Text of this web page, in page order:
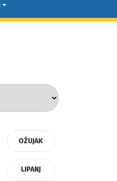
OŽUJAK
LIPANJ